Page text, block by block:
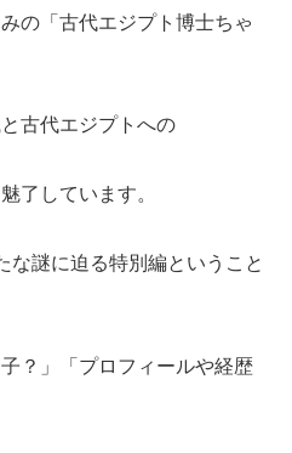
の「古代エジプト博士ちゃ
古代エジプトへの
了しています。
な謎に迫る特別編ということ
？」「プロフィールや経歴